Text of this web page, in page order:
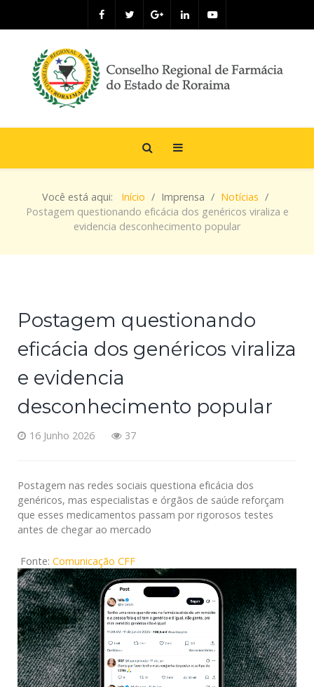
Você está aqui: Início Imprensa
Notícias
Postagem questionando eficácia dos genéricos viraliza e
evidencia desconhecimento popular
Postagem questionando
eficácia dos genéricos viraliza
e evidencia
desconhecimento popular
16 Junho 2026 37
Postagem nas redes sociais questiona eficácia dos
genéricos, mas especialistas e órgãos de saúde reforçam
que esses medicamentos passam por rigorosos testes
antes de chegar ao mercado
Fonte: Comunicação CFF